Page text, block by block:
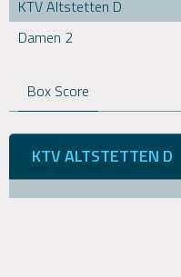
KTV Altstetten D
Damen 2
Box Score
KTV ALTSTETTEN D